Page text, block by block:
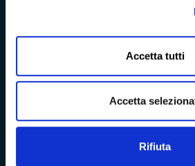
Accetta tutti
Accetta
Rifiuta
Albo pretorio
Bandi di concorso